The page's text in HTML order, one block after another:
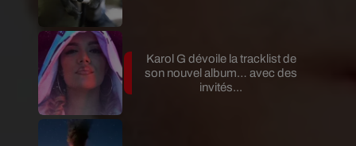
Karol G dévoile la tracklist de
son nouvel album… avec des
invités...